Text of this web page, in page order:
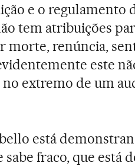
e o regulamento
tem atribuições
morte, renúncia,
este
extremo de um
está
sabe fraco, que está